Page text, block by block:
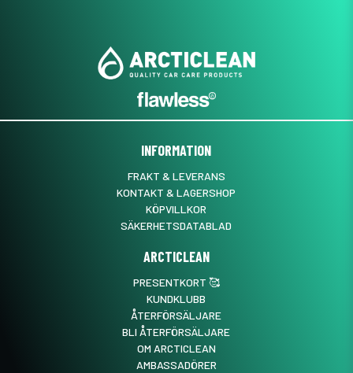
INFORMATION
FRAKT & LEVERANS
KONTAKT & LAGERSHOP
KÖPVILLKOR
SÄKERHETSDATABLAD
ARCTICLEAN
PRESENTKORT 🥰
KUNDKLUBB
ÅTERFÖRSÄLJARE
BLI ÅTERFÖRSÄLJARE
OM ARCTICLEAN
AMBASSADÖRER